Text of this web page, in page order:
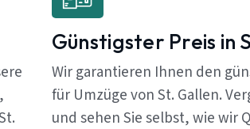
Günstigster Preis in
Wir garantieren Ihnen den
für Umzüge von St. Gallen.
und sehen Sie selbst, wie wir